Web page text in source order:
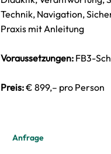
Technik, Navigation,
Praxis mit Anleitung
Voraussetzungen: FB3-
Preis:€ 899,– pro Person
Anfrage